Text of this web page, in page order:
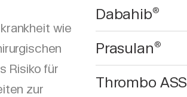
wie
Risiko für
zur
Dabahib®
Prasulan ®
Thrombo ASS